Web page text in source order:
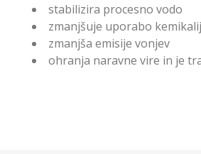
stabilizira procesno vodo
zmanjšuje uporabo kemikalij
zmanjša emisije vonjev
ohranja naravne vire in je